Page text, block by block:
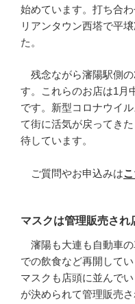
始めています。打ち合
リアンタウン西塔で平
た。
残念ながら瀋陽駅側の
す。これらのお店は1月
です。新型コロナウイ
て街に活気が戻ってき
待しています。
ご質問やお申込みは
マスクは管理販売され
瀋陽も大連も自動車の
での飲食など再開して
マスクも店頭に並んで
が決められて管理販売